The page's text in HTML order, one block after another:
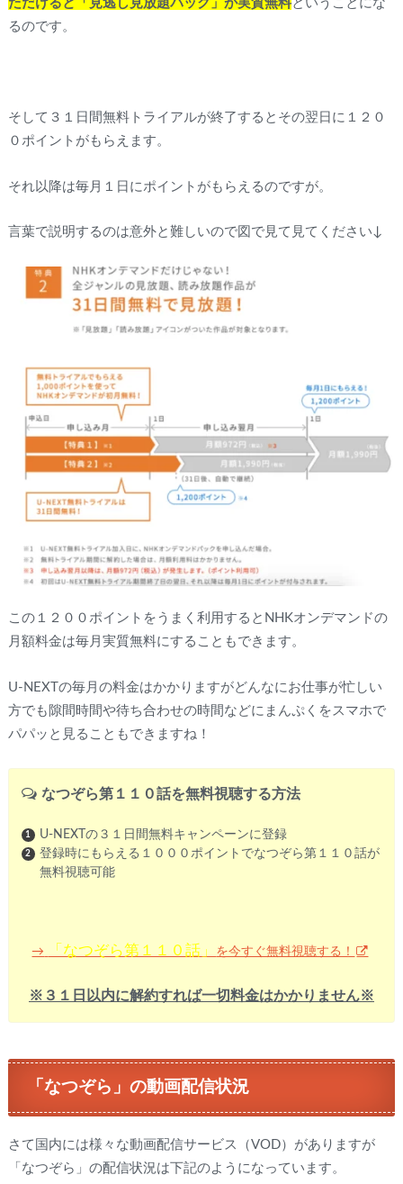
ただけると「見逃し見放題パック」が実質無料ということにな
るのです。
そして３１日間無料トライアルが終了するとその翌日に１２０
０ポイントがもらえます。
それ以降は毎月１日にポイントがもらえるのですが。
言葉で説明するのは意外と難しいので図で見て見てください↓
この１２００ポイントをうまく利用するとNHKオンデマンドの
月額料金は毎月実質無料にすることもできます。
U-NEXTの毎月の料金はかかりますがどんなにお仕事が忙しい
方でも隙間時間や待ち合わせの時間などにまんぷくをスマホで
パパッと見ることもできますね！
なつぞら第１１０話を無料視聴する方法
U-NEXTの３１日間無料キャンペーンに登録
登録時にもらえる１０００ポイントでなつぞら第１１０話が
無料視聴可能
→ 「なつぞら第１１０話」 を今すぐ無料視聴する！
※３１日以内に解約すれば一切料金はかかりません※
「なつぞら」の動画配信状況
さて国内には様々な動画配信サービス（VOD）がありますが
「なつぞら」の配信状況は下記のようになっています。